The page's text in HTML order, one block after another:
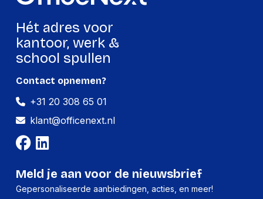
Per doos
Hoeveelheid:
Gewicht:
Hét adres voor
kantoor, werk &
school spullen
Contact opnemen?
+31 20 308 65 01
klant@officenext.nl
Meld je aan voor de nieuwsbrief
Gepersonaliseerde aanbiedingen, acties, en meer!